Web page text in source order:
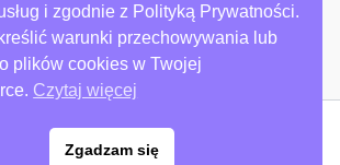
WordPress
i zgodnie z Polityką Prywatności.
warunki przechowywania lub
plików cookies w Twojej
Czytaj więcej
Zgadzam się